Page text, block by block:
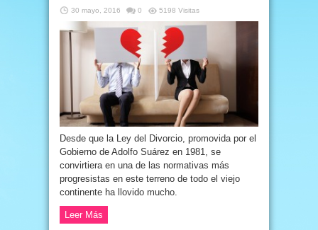
30 mayo, 2016 0 5198 Visitas
Desde que la Ley del Divorcio, promovida por el
Gobierno de Adolfo Suárez en 1981, se
convirtiera en una de las normativas más
progresistas en este terreno de todo el viejo
continente ha llovido mucho.
Leer Más